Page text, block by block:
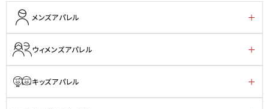
メンズアパレル
ウィメンズアパレル
キッズアパレル